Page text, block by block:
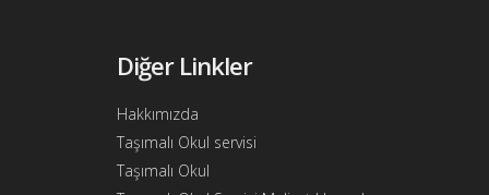
Diğer Linkler
Hakkımızda
Taşımalı Okul servisi
Taşımalı Okul